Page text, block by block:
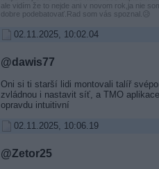
ale vidím že to nejde ani v novom rok,ja nie
dobre podebatovať.Rad som vás spoznal.😥
02.11.2025, 10:02.04
@dawis77
Oni si ti starší lidi montovali talíř
zvládnou i nastavit síť, a TMO
opravdu intuitivní
02.11.2025, 10:06.19
@Zetor25